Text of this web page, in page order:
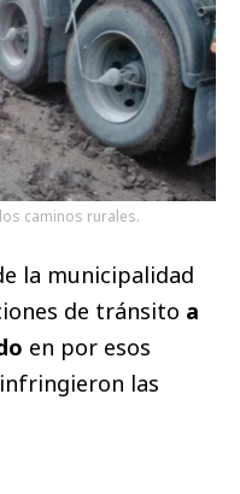
caminos rurales.
la municipalidad
de tránsito a
en por esos
las